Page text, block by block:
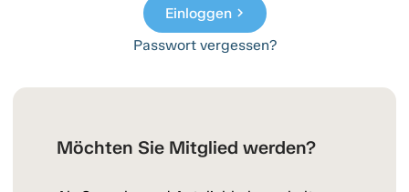
Einloggenchevron_right
Passwort vergessen?
Möchten Sie Mitglied werden?